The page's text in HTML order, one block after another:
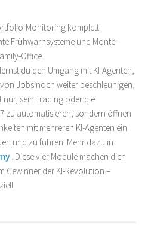
Monitoring komplett:
Frühwarnsysteme und Monte-
Office.
du den Umgang mit KI-Agenten,
Jobs noch weiter beschleunigen.
nur, sein Trading oder die
zu automatisieren, sondern öffnen
mit mehreren KI-Agenten ein
und zu führen. Mehr dazu in
. Diese vier Module machen dich
Gewinner der KI-Revolution –